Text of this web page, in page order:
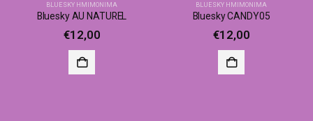
BLUESKY ΗΜΙΜΌΝΙΜΑ
Bluesky AU NATUREL
€12,00
BLUESKY ΗΜΙΜΌΝΙΜΑ
Bluesky CANDY05
€12,00